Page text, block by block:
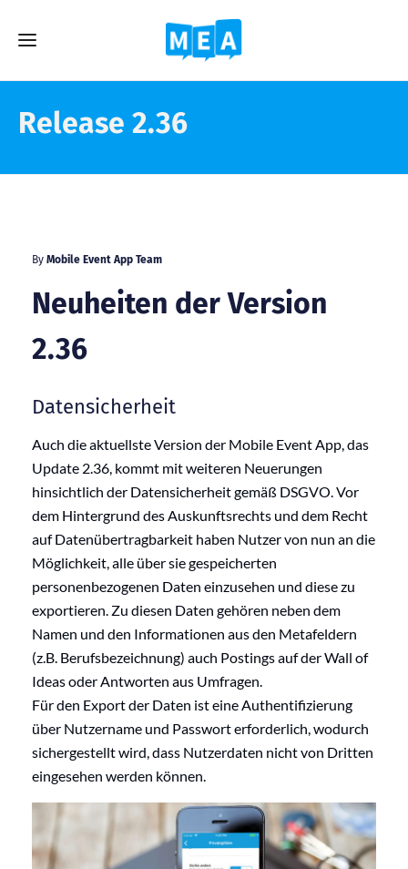
Release 2.36
By Mobile Event App Team
Neuheiten der Version
2.36
Datensicherheit
Auch die aktuellste Version der Mobile Event App, das
Update 2.36, kommt mit weiteren Neuerungen
hinsichtlich der Datensicherheit gemäß DSGVO. Vor
dem Hintergrund des Auskunftsrechts und dem Recht
auf Datenübertragbarkeit haben Nutzer von nun an die
Möglichkeit, alle über sie gespeicherten
personenbezogenen Daten einzusehen und diese zu
exportieren. Zu diesen Daten gehören neben dem
Namen und den Informationen aus den Metafeldern
(z.B. Berufsbezeichnung) auch Postings auf der Wall of
Ideas oder Antworten aus Umfragen.
Für den Export der Daten ist eine Authentifizierung
über Nutzername und Passwort erforderlich, wodurch
sichergestellt wird, dass Nutzerdaten nicht von Dritten
eingesehen werden können.